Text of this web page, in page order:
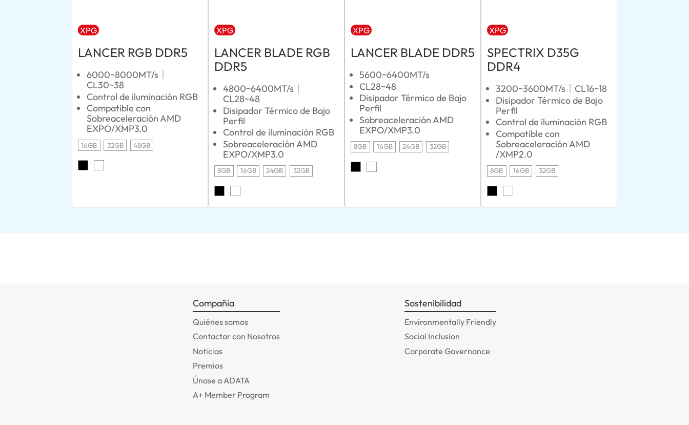
XPG
LANCER RGB DDR5
6000~8000MT/s｜
CL30~38
Control de iluminación RGB
Compatible con
Sobreaceleración AMD
EXPO/XMP3.0
16GB 32GB 48GB
XPG
LANCER BLADE RGB
DDR5
4800~6400MT/s｜
CL28~48
Disipador Térmico de Bajo
Perfil
Control de iluminación RGB
Sobreaceleración AMD
EXPO/XMP3.0
8GB 16GB 24GB 32GB
XPG
LANCER BLADE DDR5
5600~6400MT/s
CL28~48
Disipador Térmico de Bajo
Perfil
Sobreaceleración AMD
EXPO/XMP3.0
8GB 16GB 24GB 32GB
XPG
SPECTRIX D35G
DDR4
3200~3600MT/s｜CL16~18
Disipador Térmico de Bajo
Perfil
Control de iluminación RGB
Compatible con
Sobreaceleración AMD
/XMP2.0
8GB 16GB 32GB
Compañía
Quiénes somos
Contactar con Nosotros
Noticias
Premios
Únase a ADATA
A+ Member Program
Sostenibilidad
Environmentally Friendly
Social Inclusion
Corporate Governance